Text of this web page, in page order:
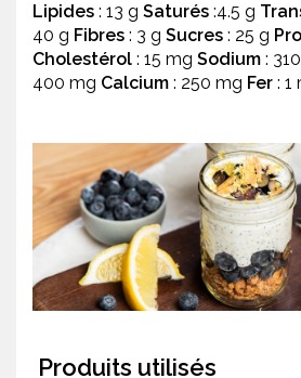
Lipides : 13 g Saturés :4.5 g
40 g Fibres : 3 g Sucres : 25 g
Cholestérol : 15 mg Sodium :
400 mg Calcium : 250 mg Fer : 1
Produits utilisés